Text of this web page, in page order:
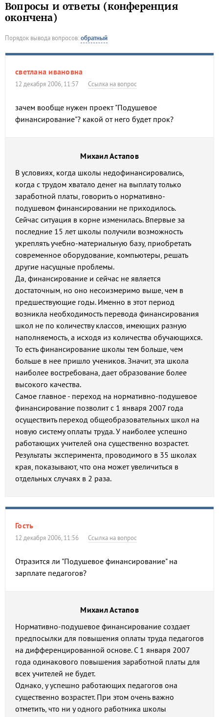
Вопросы и ответы (конференция
окончена)
Порядок вывода вопросов:обратный
светлана ивановна
12 декабря 2006, 11:57 Ссылка на вопрос
зачем вообще нужен проект "Подушевое
финансирование"? какой от него будет прок?
Михаил Астапов
В условиях, когда школы недофинансировались,
когда с трудом хватало денег на выплату только
заработной платы, говорить о нормативно-
подушевом финансировании не приходилось.
Сейчас ситуация в корне изменилась. Впервые за
последние 15 лет школы получили возможность
укреплять учебно-материальную базу, приобретать
современное оборудование, компьютеры, решать
другие насущные проблемы.
Да, финансирование и сейчас не является
достаточным, но оно несоизмеримо выше, чем в
предшествующие годы. Именно в этот период
возникла необходимость перевода финансирования
школ не по количеству классов, имеющих разную
наполняемость, а исходя из количества обучающихся.
То есть финансирование школы тем больше, чем
больше в нее пришло учеников. Значит, эта школа
наиболее востребована, дает образование более
высокого качества.
Самое главное - переход на нормативно-подушевое
финансирование позволит с 1 января 2007 года
осуществить переход общеобразовательных школ на
новую систему оплаты труда. У наиболее успешно
работающих учителей она существенно возрастет.
Результаты эксперимента, проводимого в 35 школах
края, показывают, что она может увеличиться в
отдельных случаях в 2 раза.
Гость
12 декабря 2006, 11:56 Ссылка на вопрос
Отразится ли "Подушевое финансирование" на
зарплате педагогов?
Михаил Астапов
Нормативно-подушевое финансирование создает
предпосылки для повышения оплаты труда педагогов
на дифференцированной основе. С 1 января 2007
года одинакового повышения заработной платы для
всех учителей не будет.
Однако, у успешно работающих педагогов она
существенно возрастет. При этом очень важно
отметить, что ни у одного работника школы